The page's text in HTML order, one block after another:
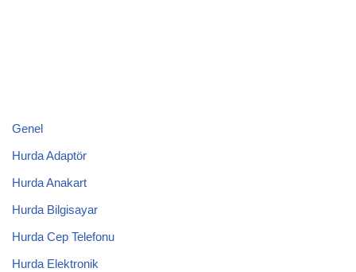
Genel
Hurda Adaptör
Hurda Anakart
Hurda Bilgisayar
Hurda Cep Telefonu
Hurda Elektronik